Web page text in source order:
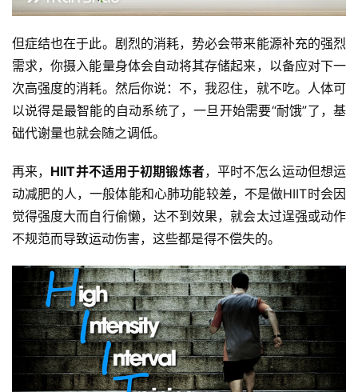
但症结也在于此。剧烈的消耗，势必会带来能源补充的强烈
需求，你摄入能量身体会自动将其存储起来，以备应对下一
次高强度的消耗。然后你说：不，我忍住，就不吃。人体可
以说得是最智能的自动系统了，一旦开始需要“耐饿”了，基
础代谢量也就会随之调低。
再来， HIIT并不适用于初期锻炼者，平时不怎么运动但想运
动减肥的人，一般体能和心肺功能较差，不是做HIIT时会因
觉得强度大而自行偷懒，达不到效果，就会太过逞强或动作
不规范而导致运动伤害，这些都是得不偿失的。